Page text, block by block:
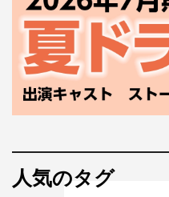
人気のタグ